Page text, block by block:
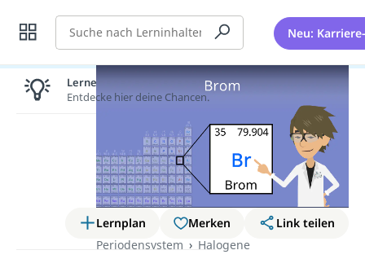
Suche Neu:
Lernplan Merken
Link teilen
Periodensystem
Halogene
Lernen lohnt sich!
Entdecke hier deine Chancen.